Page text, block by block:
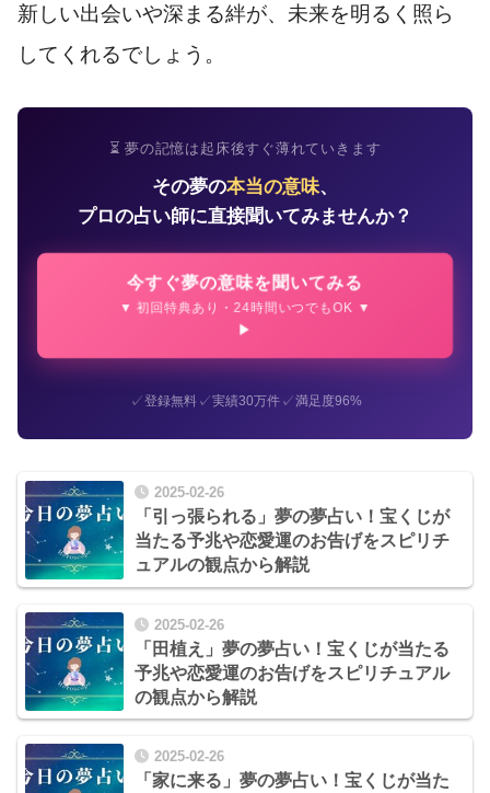
新しい出会いや深まる絆が、未来を明るく照ら
してくれるでしょう。
⏳ 夢の記憶は起床後すぐ薄れていきます
その夢の本当の意味、
プロの占い師に直接聞いてみませんか？
今すぐ夢の意味を聞いてみる
▼ 初回特典あり・24時間いつでもOK ▼
✓登録無料✓実績30万件✓満足度96%
2025-02-26
「引っ張られる」夢の夢占い！宝くじが
当たる予兆や恋愛運のお告げをスピリチ
ュアルの観点から解説
2025-02-26
「田植え」夢の夢占い！宝くじが当たる
予兆や恋愛運のお告げをスピリチュアル
の観点から解説
2025-02-26
「家に来る」夢の夢占い！宝くじが当た